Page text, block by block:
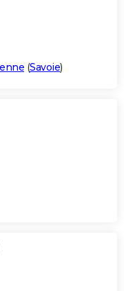
(Savoie)